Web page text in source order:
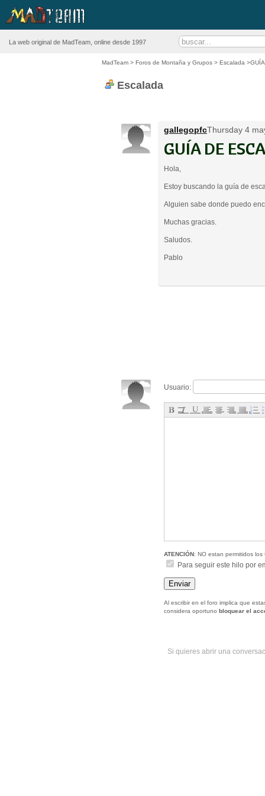
La web original de MadTeam, online desde 1997
MadTeam > Foros de Montaña y Grupos > Escalada
Escalada
gallegopfcThursday 4
GUÍA DE
Hola,
Estoy buscando la guía de
Alguien sabe donde puedo
Muchas gracias.
Saludos.
Pablo
Usuario:
ATENCIÓN: NO estan permitidos
Para seguir este hilo por
Al escribir en el foro implica que
considera oportuno bloquear el
Si quieres abrir una